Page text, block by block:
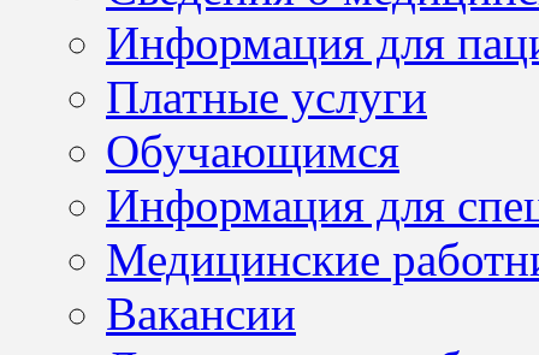
Информация для
Платные услуги
Обучающимся
Информация для
Медицинские
Вакансии